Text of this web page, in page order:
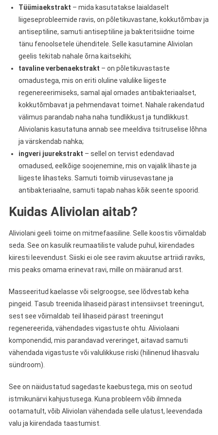
Tüümiaekstrakt – mida kasutatakse laialdaselt
liigeseprobleemide ravis, on põletikuvastane, kokkutõmbav ja
antiseptiline, samuti antiseptiline ja bakteritsiidne toime
tänu fenoolsetele ühenditele. Selle kasutamine Aliviolan
geelis tekitab nahale õrna kaitsekihi;
tavaline verbenaekstrakt – on põletikuvastaste
omadustega, mis on eriti oluline valulike liigeste
regenereerimiseks, samal ajal omades antibakteriaalset,
kokkutõmbavat ja pehmendavat toimet. Nahale rakendatud
välimus parandab naha naha tundlikkust ja tundlikkust.
Aliviolanis kasutatuna annab see meeldiva tsitruselise lõhna
ja värskendab nahka;
ingveri juurekstrakt – sellel on tervist edendavad
omadused, eelkõige soojenemine, mis on vajalik lihaste ja
liigeste lihasteks. Samuti toimib viirusevastane ja
antibakteriaalne, samuti tapab nahas kõik seente spoorid.
Kuidas Aliviolan aitab?
Aliviolani geeli toime on mitmefaasiline. Selle koostis võimaldab
seda. See on kasulik reumaatiliste valude puhul, kiirendades
kiiresti leevendust. Siiski ei ole see ravim akuutse artriidi raviks,
mis peaks omama erinevat ravi, mille on määranud arst.
Masseeritud kaelasse või selgroogse, see lõdvestab keha
pingeid. Tasub treenida lihaseid pärast intensiivset treeningut,
sest see võimaldab teil lihaseid pärast treeningut
regenereerida, vähendades vigastuste ohtu. Aliviolaani
komponendid, mis parandavad vereringet, aitavad samuti
vähendada vigastuste või valulikkuse riski (hilinenud lihasvalu
sündroom).
See on näidustatud sagedaste kaebustega, mis on seotud
istmikunärvi kahjustusega. Kuna probleem võib ilmneda
ootamatult, võib Aliviolan vähendada selle ulatust, leevendada
valu ja kiirendada taastumist.